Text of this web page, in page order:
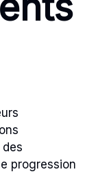
progression